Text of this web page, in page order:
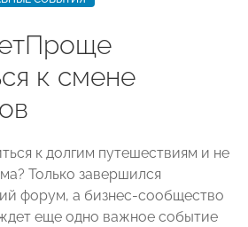
к смене
к долгим путешествиям и не
Только завершился
форум, а бизнес-сообщество
еще одно важное событие